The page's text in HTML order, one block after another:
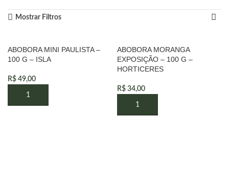
Mostrar Filtros
ABOBORA MINI PAULISTA –
100 G – ISLA
R$ 49,00
ABOBORA MORANGA
EXPOSIÇÃO – 100 G –
HORTICERES
R$ 34,00